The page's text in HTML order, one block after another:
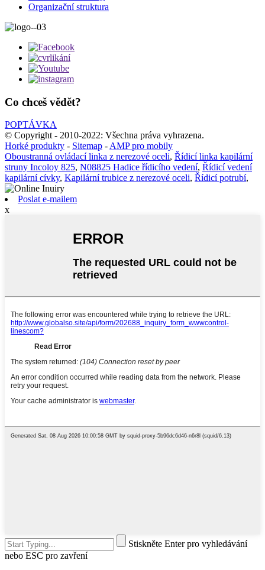
Organizační struktura
Co chceš vědět?
POPTÁVKA
© Copyright - 2010-2022: Všechna práva vyhrazena.
Horké produkty - Sitemap -AMP pro mobily
Oboustranná ovládací linka z nerezové oceli, Řídicí linka kapilární
struny Incoloy 825, N08825 Hadice řídicího vedení, Řídicí vedení
kapilární cívky, Kapilární trubice z nerezové oceli, Řídicí potrubí,
Poslat e-mailem
x
Stiskněte Enter pro vyhledávání
nebo ESC pro zavření